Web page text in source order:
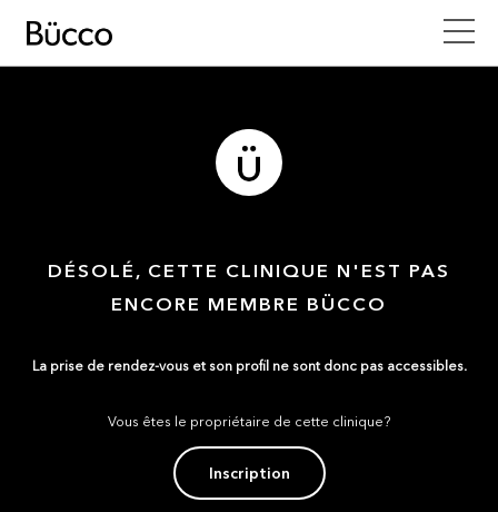
DÉSOLÉ, CETTE CLINIQUE N'EST PAS
ENCORE MEMBRE BÜCCO
La prise de rendez-vous et son profil ne sont donc pas accessibles.
Vous êtes le propriétaire de cette clinique?
Inscription